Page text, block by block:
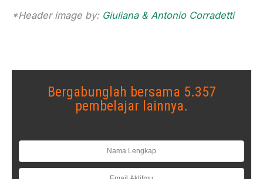
*Header image by: Giuliana & Antonio Corradetti
Bergabunglah bersama 5.357
pembelajar lainnya.